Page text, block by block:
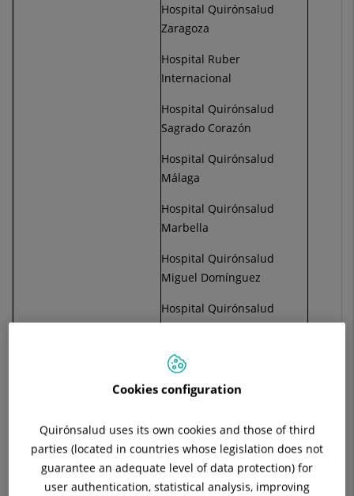
Hospital Quirónsalud
Zaragoza
Hospital Ruber
Internacional
Hospital Quirónsalud
Sagrado Corazón
Hospital Quirónsalud
Málaga
Hospital Quirónsalud
Marbella
Hospital Quirónsalud
Miguel Domínguez
Hospital Quirónsalud
Murcia
Hospital Quirónsalud
Ciudad Real
Clideba
Hospital Quirónsalud Costa
Adeje
Cookies configuration
Quirónsalud uses its own cookies and those of third
parties (located in countries whose legislation does not
guarantee an adequate level of data protection) for
user authentication, statistical analysis, improving